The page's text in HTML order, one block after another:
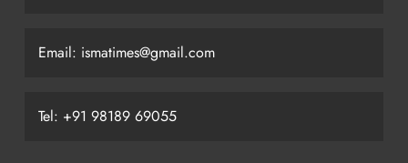
Email: ismatimes@gmail.com
Tel: +91 98189 69055